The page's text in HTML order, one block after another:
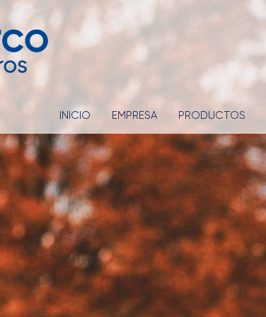
INICIO EMPRESA PRODUCTOS